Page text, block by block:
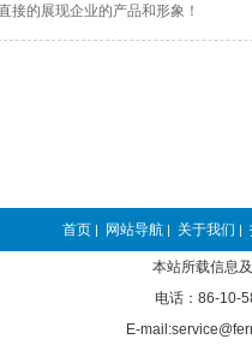
接的展现企业的产品和形象！
首页 | 网站导航 | 关于我们 |
本站所载信息
电话：86-10-
E-